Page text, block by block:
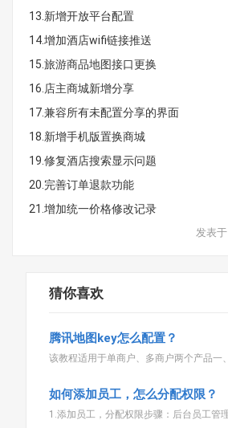
13.新增开放平台配置
14.增加酒店wifi链接推送
15.旅游商品地图接口更换
16.店主商城新增分享
17.兼容所有未配置分享的界面
18.新增手机版置换商城
19.修复酒店搜索显示问题
20.完善订单退款功能
21.增加统一价格修改记录
发表
猜你喜欢
腾讯地图key怎么配置？
如何添加员工，怎么分配权限？